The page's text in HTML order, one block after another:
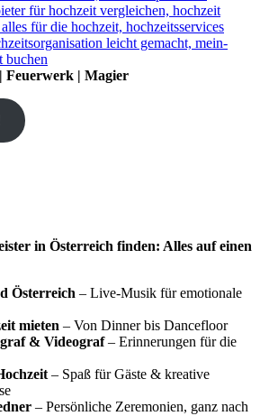
Feuerwerk | Magier
in Österreich finden: Alles auf einen
Österreich – Live-Musik für emotionale
mieten – Von Dinner bis Dancefloor
& Videograf– Erinnerungen für die
– Spaß für Gäste & kreative
– Persönliche Zeremonien, ganz nach